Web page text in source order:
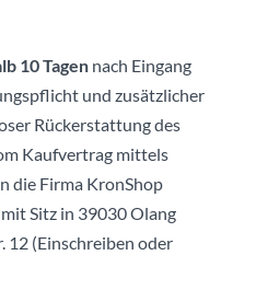
10 Tagennach Eingang
und zusätzlicher
Rückerstattung des
Kaufvertrag mittels
die Firma KronShop
Sitz in 39030 Olang
12 (Einschreiben oder